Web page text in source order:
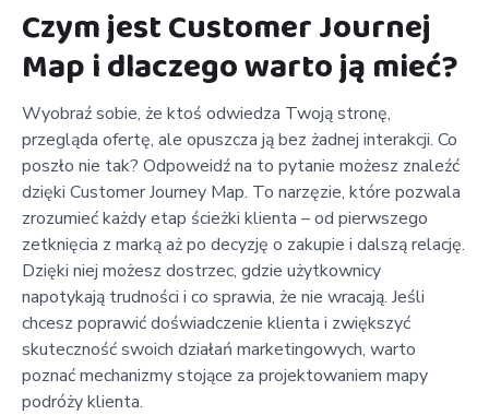
Czym jest Customer Journej
Map i dlaczego warto ją mieć?
Wyobraź sobie, że ktoś odwiedza Twoją stronę,
przegląda ofertę, ale opuszcza ją bez żadnej interakcji. Co
poszło nie tak? Odpoweidź na to pytanie możesz znaleźć
dzięki Customer Journey Map. To narzęzie, które pozwala
zrozumieć każdy etap ścieżki klienta – od pierwszego
zetknięcia z marką aż po decyzję o zakupie i dalszą relację.
Dzięki niej możesz dostrzec, gdzie użytkownicy
napotykają trudności i co sprawia, że nie wracają. Jeśli
chcesz poprawić doświadczenie klienta i zwiększyć
skuteczność swoich działań marketingowych, warto
poznać mechanizmy stojące za projektowaniem mapy
podróży klienta.